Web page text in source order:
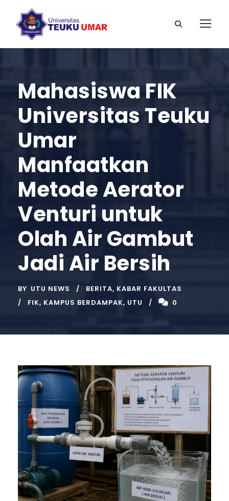
Mahasiswa FIK
Universitas Teuku
Umar
Manfaatkan
Metode Aerator
Venturi untuk
Olah Air Gambut
Jadi Air Bersih
BY UTU NEWS BERITA, KABAR FAKULTAS
FIK, KAMPUS BERDAMPAK, UTU 0